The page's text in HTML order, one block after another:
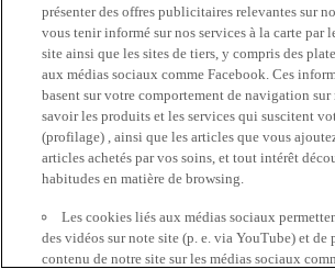
présenter des offres publicitaires relevantes sur
vous tenir informé sur nos services à la carte par
site ainsi que les sites de tiers, y compris des
aux médias sociaux comme Facebook. Ces
basent sur votre comportement de navigation sur
savoir les produits et les services qui suscitent
(profilage) , ainsi que les articles que vous
articles achetés par vos soins, et tout intérêt
habitudes en matière de browsing.
Les cookies liés aux médias sociaux
des vidéos sur note site (p. e. via YouTube) et de
contenu de notre site sur les médias sociaux